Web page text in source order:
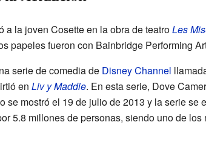
a la joven Cosette en la obra de teatroLes
papeles fueron con Bainbridge Performing
serie de comedia de Disney Channel
en Liv y Maddie. En esta serie, Dove
se mostró el 19 de julio de 2013 y la serie se
5.8 millones de personas, siendo uno de